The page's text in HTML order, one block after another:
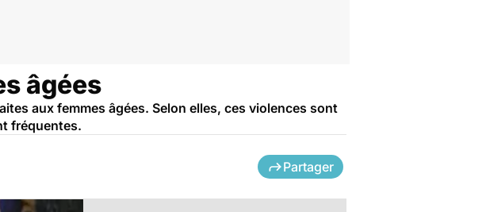
âgées
aux femmes âgées. Selon elles, ces violences sont
fréquentes.
Partager